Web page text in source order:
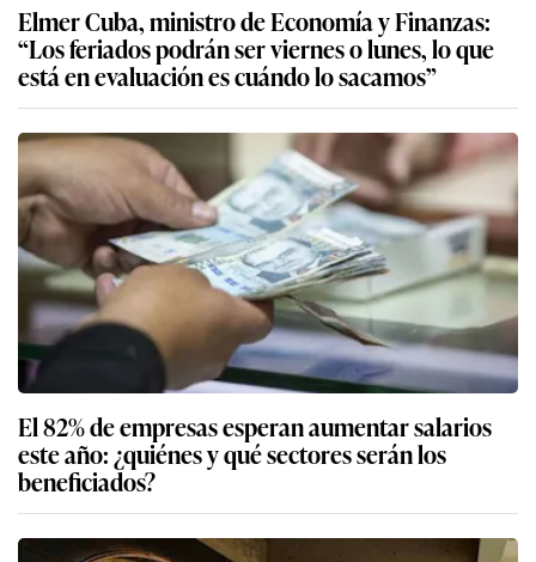
Elmer Cuba, ministro de Economía y Finanzas:
“Los feriados podrán ser viernes o lunes, lo que
está en evaluación es cuándo lo sacamos”
El 82% de empresas esperan aumentar salarios
este año: ¿quiénes y qué sectores serán los
beneficiados?